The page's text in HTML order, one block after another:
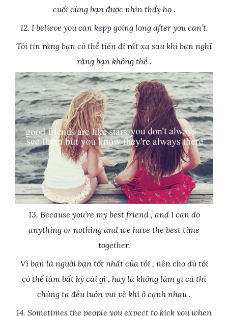
cuối cùng bạn được nhìn thấy họ .
12. I believe you can kepp going long after you can’t.
Tôi tin rằng bạn có thể tiến đi rất xa sau khi bạn nghĩ
rằng bạn không thể .
13. Because you’re my best friend , and I can do
anything or nothing and we have the best time
together.
Vì bạn là người bạn tốt nhất của tôi , nên cho dù tôi
có thể làm bất kỳ cái gì , hay là không làm gì cả thì
chúng ta đều luôn vui vẻ khi ở cạnh nhau .
14. Sometimes the people you expect to kick you when